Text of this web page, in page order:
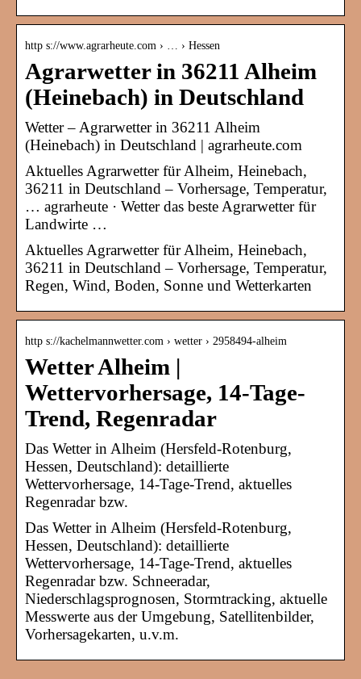
http s://www.agrarheute.com › … › Hessen
Agrarwetter in 36211 Alheim
(Heinebach) in Deutschland
Wetter – Agrarwetter in 36211 Alheim
(Heinebach) in Deutschland | agrarheute.com
Aktuelles Agrarwetter für Alheim, Heinebach,
36211 in Deutschland – Vorhersage, Temperatur,
… agrarheute · Wetter das beste Agrarwetter für
Landwirte …
Aktuelles Agrarwetter für Alheim, Heinebach,
36211 in Deutschland – Vorhersage, Temperatur,
Regen, Wind, Boden, Sonne und Wetterkarten
http s://kachelmannwetter.com › wetter › 2958494-alheim
Wetter Alheim |
Wettervorhersage, 14-Tage-
Trend, Regenradar
Das Wetter in Alheim (Hersfeld-Rotenburg,
Hessen, Deutschland): detaillierte
Wettervorhersage, 14-Tage-Trend, aktuelles
Regenradar bzw.
Das Wetter in Alheim (Hersfeld-Rotenburg,
Hessen, Deutschland): detaillierte
Wettervorhersage, 14-Tage-Trend, aktuelles
Regenradar bzw. Schneeradar,
Niederschlagsprognosen, Stormtracking, aktuelle
Messwerte aus der Umgebung, Satellitenbilder,
Vorhersagekarten, u.v.m.